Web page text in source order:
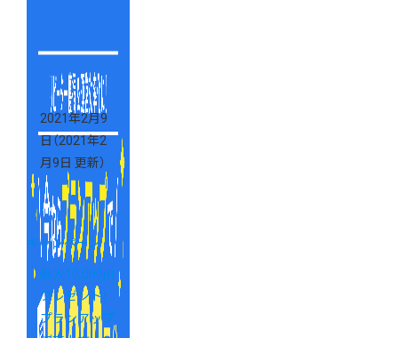
ペーンを実施
中！
2021年2月9
日 （2021年2
月9日 更新）
キャンペーン
最大10,000pt
プレゼント！
プランアップ